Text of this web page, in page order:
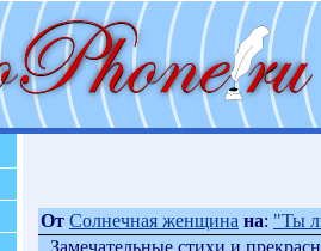
От Солнечная женщина на: "Ты
Замечательные стихи и